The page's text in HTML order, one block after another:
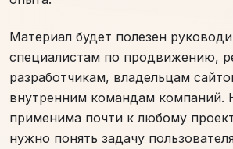
Материал будет полезен
специалистам по продвижению,
разработчикам, владельцам
внутренним командам компаний.
применима почти к любому
нужно понять задачу